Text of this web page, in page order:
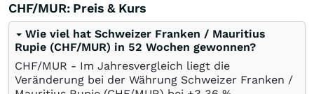
CHF/MUR: Preis & Kurs
Wie viel hat Schweizer Franken / Mauritius
Rupie (CHF/MUR) in 52 Wochen gewonnen?
CHF/MUR - Im Jahresvergleich liegt die
Veränderung bei der Währung Schweizer Franken /